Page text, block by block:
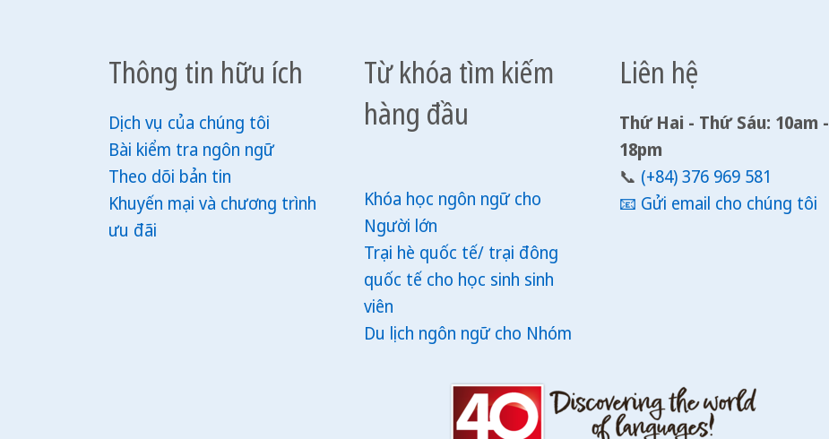
Thông tin hữu ích
Dịch vụ của chúng tôi
Bài kiểm tra ngôn ngữ
Theo dõi bản tin
Khuyến mại và chương trình
ưu đãi
Từ khóa tìm kiếm
hàng đầu
Khóa học ngôn ngữ cho
Người lớn
Trại hè quốc tế/ trại đông
quốc tế cho học sinh sinh
viên
Du lịch ngôn ngữ cho Nhóm
Liên hệ
Thứ Hai - Thứ Sáu: 10am -
18pm
📞 (+84) 376 969 581
📧 Gửi email cho chúng tôi